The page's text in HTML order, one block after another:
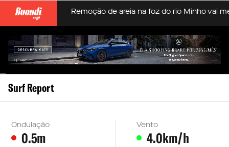
naturais Remoção de areia na foz do rio Minho vai
Surf Report
Ondulação
0.5m
Vento
4.0km/h